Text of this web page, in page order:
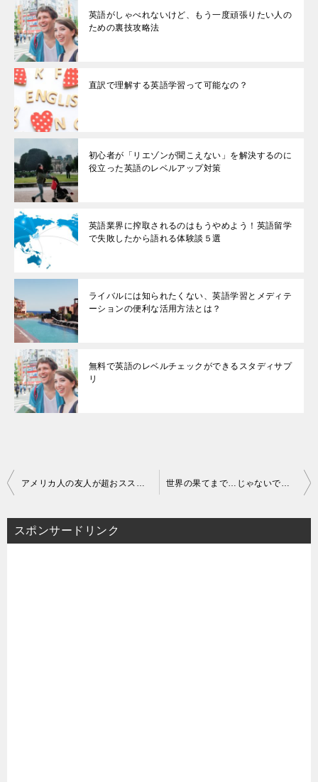
英語がしゃべれないけど、もう一度頑張りたい人の
ための裏技攻略法
直訳で理解する英語学習って可能なの？
初心者が「リエゾンが聞こえない」を解決するのに
役立った英語のレベルアップ対策
英語業界に搾取されるのはもうやめよう！英語留学
で失敗したから語れる体験談５選
ライバルには知られたくない、英語学習とメディテ
ーションの便利な活用方法とは？
無料で英語のレベルチェックができるスタディサプ
リ
投
ナ
アメリカ人の友人が超おススメのドラマと私がつい買ってしまった攻略本 世界の果てまで…じゃないですが、意外と面白い英語学習方法はこれだ！
スポンサードリンク